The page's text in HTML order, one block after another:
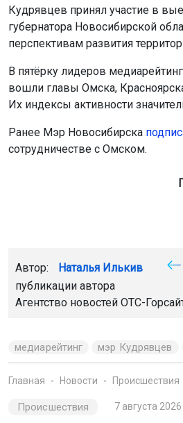
Кудрявцев принял участие в
губернатора Новосибирской
перспективам развития
В пятёрку лидеров
вошли главы Омска,
Их индексы активности
Ранее Мэр Новосибирска
сотрудничестве с Омском.
Автор: Наталья Илькив
публикации автора
Агентство новостей ОТС-
медиарейтинг мэр Кудрявцев
Главная Новости Происшествия
Происшествия 7 августа